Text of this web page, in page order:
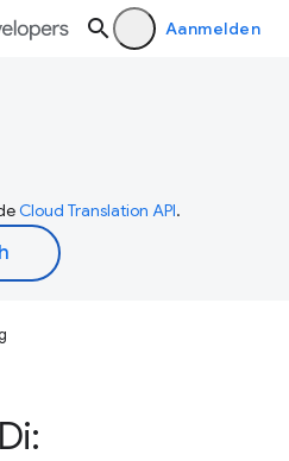
Aanmelden
Cloud Translation API.
Di: